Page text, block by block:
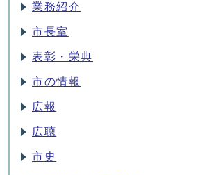
業務紹介
市長室
表彰・栄典
市の情報
広報
広聴
市史